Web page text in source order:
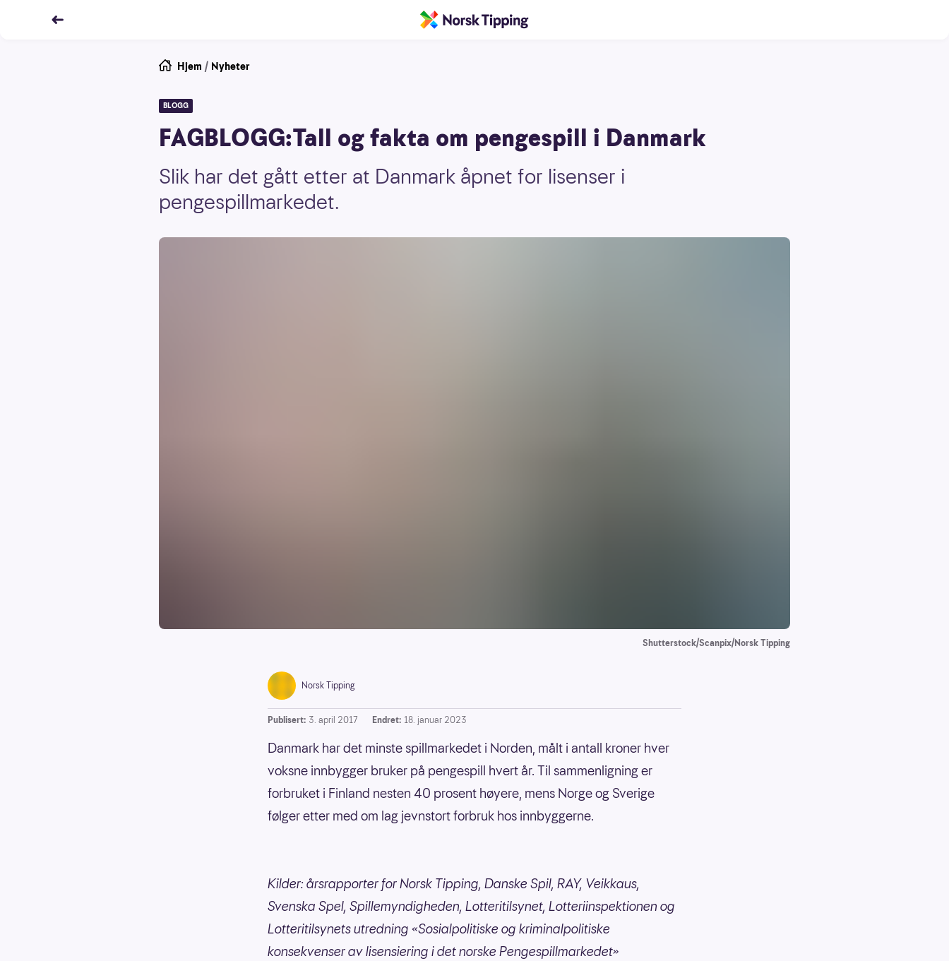
Hjem / Nyheter
BLOGG
FAGBLOGG:Tall og fakta om pengespill i Danmark
Slik har det gått etter at Danmark åpnet for lisenser i
pengespillmarkedet.
Shutterstock/Scanpix/Norsk Tipping
Norsk Tipping
Publisert: 3. april 2017 Endret: 18. januar 2023
Danmark har det minste spillmarkedet i Norden, målt i antall kroner hver
voksne innbygger bruker på pengespill hvert år. Til sammenligning er
forbruket i Finland nesten 40 prosent høyere, mens Norge og Sverige
følger etter med om lag jevnstort forbruk hos innbyggerne.
Kilder: årsrapporter for Norsk Tipping, Danske Spil, RAY, Veikkaus,
Svenska Spel, Spillemyndigheden, Lotteritilsynet, Lotteriinspektionen og
Lotteritilsynets utredning «Sosialpolitiske og kriminalpolitiske
konsekvenser av lisensiering i det norske Pengespillmarkedet»